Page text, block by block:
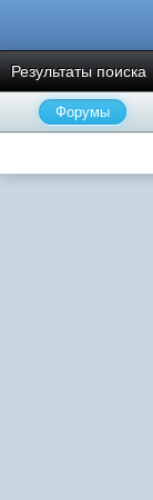
Результаты поиска
Форумы